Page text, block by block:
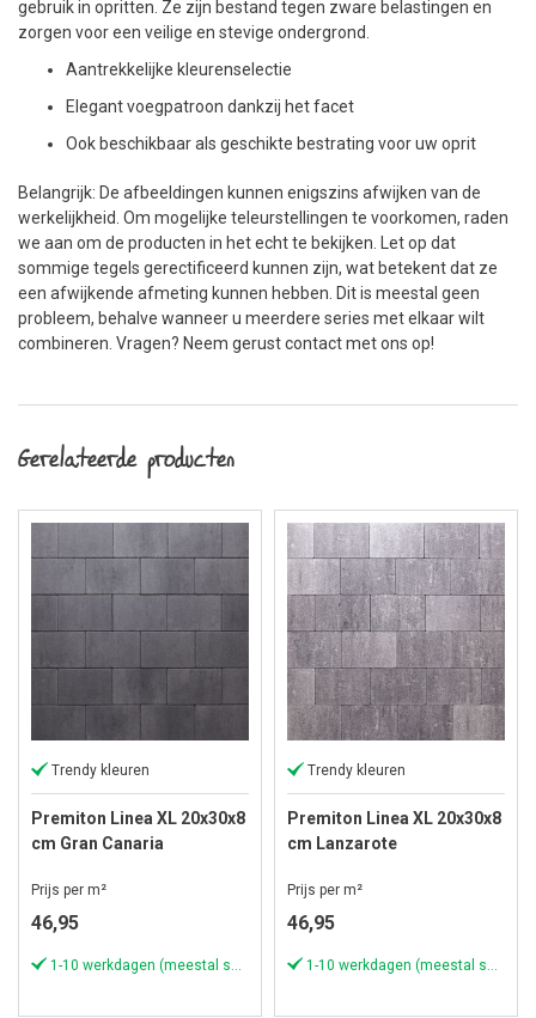
gebruik in opritten. Ze zijn bestand tegen zware belastingen en
zorgen voor een veilige en stevige ondergrond.
Aantrekkelijke kleurenselectie
Elegant voegpatroon dankzij het facet
Ook beschikbaar als geschikte bestrating voor uw oprit
Belangrijk: De afbeeldingen kunnen enigszins afwijken van de
werkelijkheid. Om mogelijke teleurstellingen te voorkomen, raden
we aan om de producten in het echt te bekijken. Let op dat
sommige tegels gerectificeerd kunnen zijn, wat betekent dat ze
een afwijkende afmeting kunnen hebben. Dit is meestal geen
probleem, behalve wanneer u meerdere series met elkaar wilt
combineren. Vragen? Neem gerust contact met ons op!
Gerelateerde producten
Trendy kleuren
Premiton Linea XL 20x30x8
cm Gran Canaria
Prijs per m²
46,95
Trendy kleuren
Premiton Linea XL 20x30x8
cm Lanzarote
Prijs per m²
46,95